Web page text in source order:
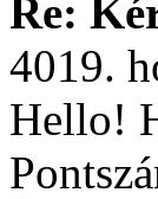
Re:
4019.
Hello!